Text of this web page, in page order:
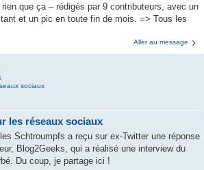
que ça – rédigés par 9 contributeurs, avec un
et un pic en toute fin de mois. => Tous les
Aller au message
sociaux
les réseaux sociaux
Schtroumpfs a reçu sur ex-Twitter une réponse
Blog2Geeks, qui a réalisé une interview du
Du coup, je partage ici !